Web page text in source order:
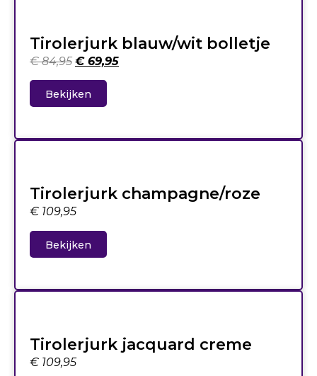
Tirolerjurk blauw/wit bolletje
€84,95 €69,95
Bekijken
Tirolerjurk champagne/roze
€ 109,95
Bekijken
Tirolerjurk jacquard creme
€ 109,95